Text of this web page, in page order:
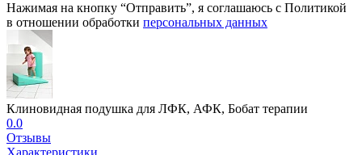
Нажимая на кнопку “Отправить”, я соглашаюсь с Политикой
в отношении обработки персональных данных
Клиновидная подушка для ЛФК, АФК, Бобат терапии
0.0
Отзывы